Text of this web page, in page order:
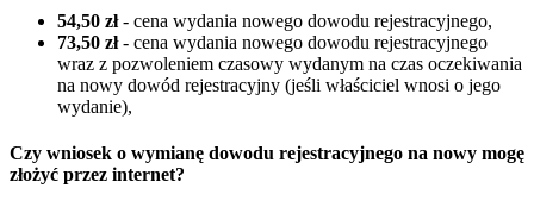
54,50 zł- cena wydania nowego dowodu rejestracyjnego,
73,50 zł- cena wydania nowego dowodu rejestracyjnego
wraz z pozwoleniem czasowy wydanym na czas oczekiwania
na nowy dowód rejestracyjny (jeśli właściciel wnosi o jego
wydanie),
Czy wniosek o wymianę dowodu rejestracyjnego na nowy mogę
złożyć przez internet?